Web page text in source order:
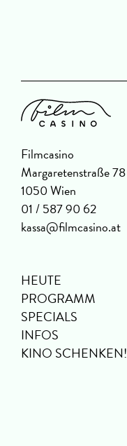
Filmcasino
Margaretenstraße 78
1050 Wien
01 / 587 90 62
kassa@filmcasino.at
HEUTE
PROGRAMM
SPECIALS
INFOS
KINO SCHENKEN!